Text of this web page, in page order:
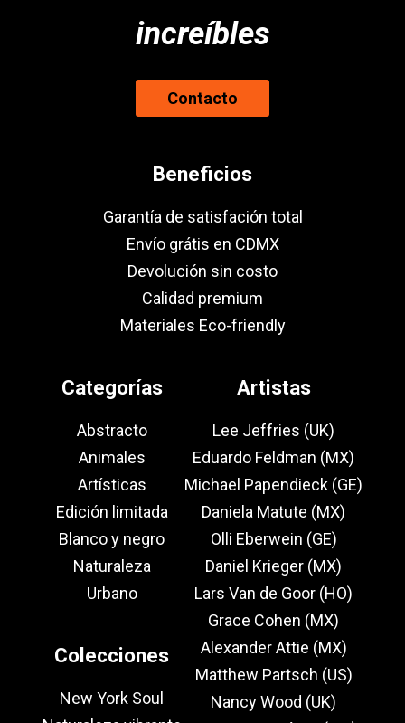
increíbles
Contacto
Beneficios
Garantía de satisfación total
Envío grátis en CDMX
Devolución sin costo
Calidad premium
Materiales Eco-friendly
Categorías
Abstracto
Animales
Artísticas
Edición limitada
Blanco y negro
Naturaleza
Urbano
Colecciones
New York Soul
Artistas
Lee Jeffries (UK)
Eduardo Feldman (MX)
Michael Papendieck (GE)
Daniela Matute (MX)
Olli Eberwein (GE)
Daniel Krieger (MX)
Lars Van de Goor (HO)
Grace Cohen (MX)
Alexander Attie (MX)
Matthew Partsch (US)
Nancy Wood (UK)